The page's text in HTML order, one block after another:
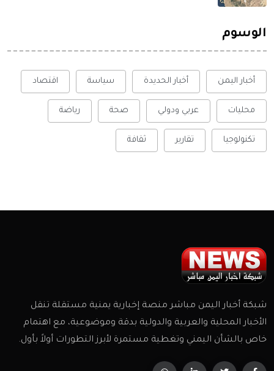
الوسوم
أخبار اليمن أخبار الحديدة سياسة اقتصاد
محليات عربي ودولي صحة رياضة
تكنولوجيا تقارير ثقافة
شبكة أخبار اليمن مباشر منصة إخبارية يمنية مستقلة تنقل
الأخبار المحلية والعربية والدولية بدقة وموضوعية، مع اهتمام
خاص بالشأن اليمني وتغطية مستمرة لأبرز التطورات أولاً بأول.